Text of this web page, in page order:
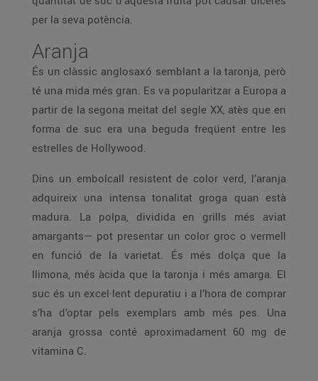
per la seva potència.
Aranja
És un clàssic anglosaxó semblant a la taronja, però
té una mida més gran. Es va popularitzar a Europa a
partir de la segona meitat del segle XX, atès que en
forma de suc era una beguda freqüent entre les
estrelles de Hollywood.
Dins un embolcall resistent de color verd, l’aranja
adquireix una intensa tonalitat groga quan està
madura. La polpa, dividida en grills més aviat
amargants— pot presentar un color groc o vermell
en funció de la varietat. És més dolça que la
llimona, més àcida que la taronja i més amarga. El
suc és un excel·lent depuratiu i a l’hora de comprar
s’ha d’optar pels exemplars amb més pes. Una
aranja grossa conté aproximadament 60 mg de
vitamina C.